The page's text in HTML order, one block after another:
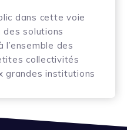
dans cette voie
solutions
des
collectivités
grandes institutions